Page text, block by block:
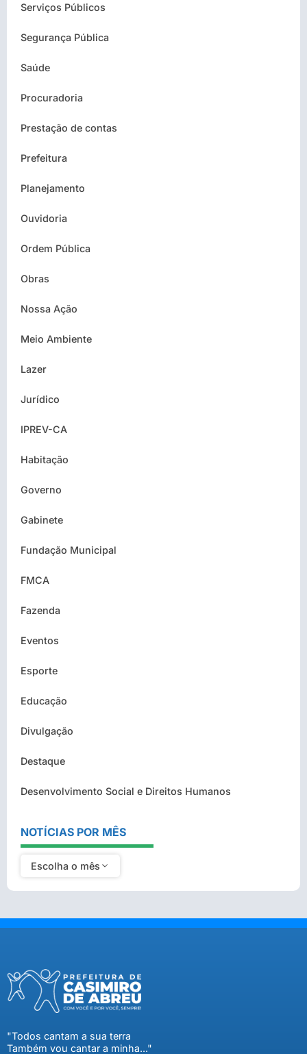
Serviços Públicos
Segurança Pública
Saúde
Procuradoria
Prestação de contas
Prefeitura
Planejamento
Ouvidoria
Ordem Pública
Obras
Nossa Ação
Meio Ambiente
Lazer
Jurídico
IPREV-CA
Habitação
Governo
Gabinete
Fundação Municipal
FMCA
Fazenda
Eventos
Esporte
Educação
Divulgação
Destaque
Desenvolvimento Social e Direitos Humanos
NOTÍCIAS POR MÊS
Escolha o mês
"Todos cantam a sua terra
Também vou cantar a minha..."